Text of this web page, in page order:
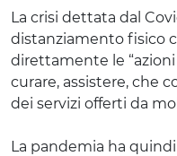
La crisi dettata dal
distanziamento fisico
direttamente le
curare, assistere, che
dei servizi offerti da
La pandemia ha